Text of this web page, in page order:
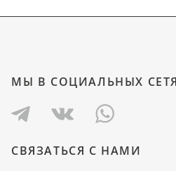
МЫ В СОЦИАЛЬНЫХ
СВЯЗАТЬСЯ С НАМИ